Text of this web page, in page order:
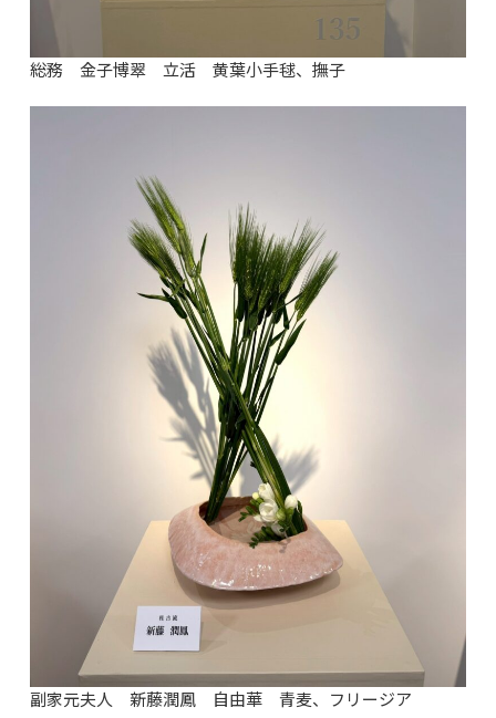
総務 金子博翠 立活 黄葉小手毬、撫子
副家元夫人 新藤潤鳳 自由華 青麦、フリージア